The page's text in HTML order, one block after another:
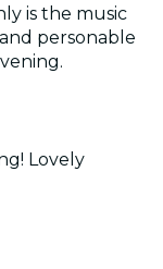
is the music
personable
Lovely